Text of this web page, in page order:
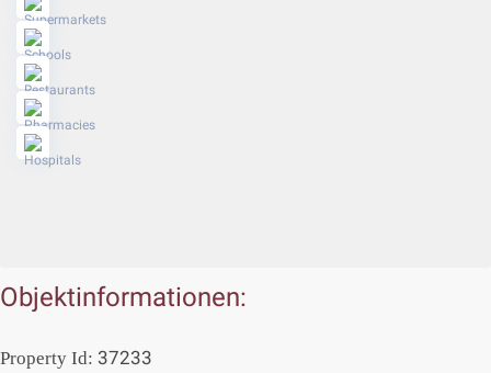
Objektinformationen:
Property Id: 37233